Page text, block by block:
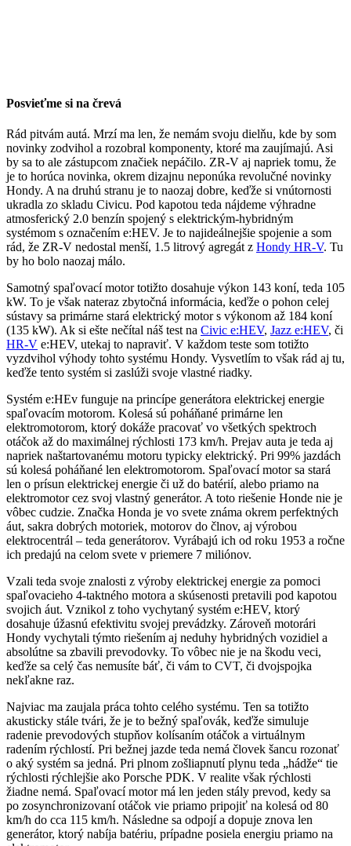
Posvieťme si na črevá
Rád pitvám autá. Mrzí ma len, že nemám svoju dielňu, kde by som
novinky zodvihol a rozobral komponenty, ktoré ma zaujímajú. Asi
by sa to ale zástupcom značiek nepáčilo. ZR-V aj napriek tomu, že
je to horúca novinka, okrem dizajnu neponúka revolučné novinky
Hondy. A na druhú stranu je to naozaj dobre, keďže si vnútornosti
ukradla zo skladu Civicu. Pod kapotou teda nájdeme výhradne
atmosferický 2.0 benzín spojený s elektrickým-hybridným
systémom s označením e:HEV. Je to najideálnejšie spojenie a som
rád, že ZR-V nedostal menší, 1.5 litrový agregát z Hondy HR-V. Tu
by ho bolo naozaj málo.
Samotný spaľovací motor totižto dosahuje výkon 143 koní, teda 105
kW. To je však nateraz zbytočná informácia, keďže o pohon celej
sústavy sa primárne stará elektrický motor s výkonom až 184 koní
(135 kW). Ak si ešte nečítal náš test na Civic e:HEV, Jazz e:HEV, či
HR-V e:HEV, utekaj to napraviť. V každom teste som totižto
vyzdvihol výhody tohto systému Hondy. Vysvetlím to však rád aj tu,
keďže tento systém si zaslúži svoje vlastné riadky.
Systém e:HEv funguje na princípe generátora elektrickej energie
spaľovacím motorom. Kolesá sú poháňané primárne len
elektromotorom, ktorý dokáže pracovať vo všetkých spektroch
otáčok až do maximálnej rýchlosti 173 km/h. Prejav auta je teda aj
napriek naštartovanému motoru typicky elektrický. Pri 99% jazdách
sú kolesá poháňané len elektromotorom. Spaľovací motor sa stará
len o prísun elektrickej energie či už do batérií, alebo priamo na
elektromotor cez svoj vlastný generátor. A toto riešenie Honde nie je
vôbec cudzie. Značka Honda je vo svete známa okrem perfektných
áut, sakra dobrých motoriek, motorov do člnov, aj výrobou
elektrocentrál – teda generátorov. Vyrábajú ich od roku 1953 a ročne
ich predajú na celom svete v priemere 7 miliónov.
Vzali teda svoje znalosti z výroby elektrickej energie za pomoci
spaľovacieho 4-taktného motora a skúsenosti pretavili pod kapotou
svojich áut. Vznikol z toho vychytaný systém e:HEV, ktorý
dosahuje úžasnú efektivitu svojej prevádzky. Zároveň motorári
Hondy vychytali týmto riešením aj neduhy hybridných vozidiel a
absolútne sa zbavili prevodovky. To vôbec nie je na škodu veci,
keďže sa celý čas nemusíte báť, či vám to CVT, či dvojspojka
nekľakne raz.
Najviac ma zaujala práca tohto celého systému. Ten sa totižto
akusticky stále tvári, že je to bežný spaľovák, keďže simuluje
radenie prevodových stupňov kolísaním otáčok a virtuálnym
radením rýchlostí. Pri bežnej jazde teda nemá človek šancu rozonať
o aký systém sa jedná. Pri plnom zošliapnutí plynu teda „hádže“ tie
rýchlosti rýchlejšie ako Porsche PDK. V realite však rýchlosti
žiadne nemá. Spaľovací motor má len jeden stály prevod, kedy sa
po zosynchronizovaní otáčok vie priamo pripojiť na kolesá od 80
km/h do cca 115 km/h. Následne sa odpojí a dopuje znova len
generátor, ktorý nabíja batériu, prípadne posiela energiu priamo na